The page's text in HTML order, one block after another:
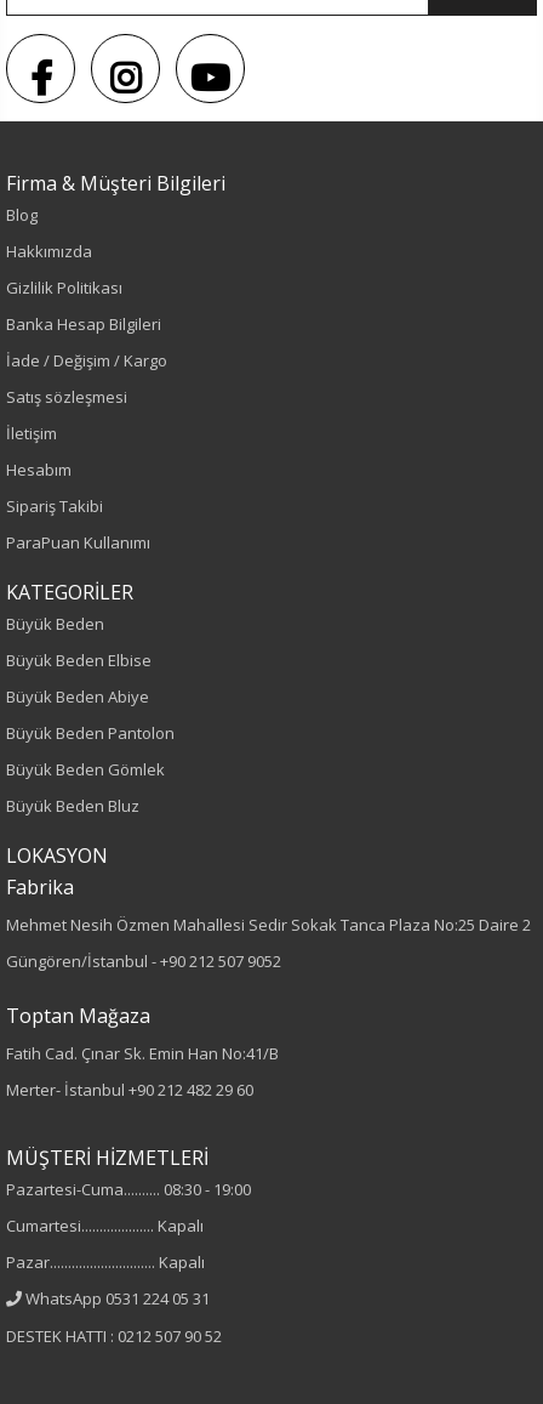
Sezon : KIŞLIK
Ekru
Sonbahar-Kış
Yaş Grubu
Yetişkin
Büyük Beden
75
Kumaş Tipi
Örme
Desen
Baskılı
Kumaş
%95 Pamuk
%5 Elastan
Yaka Tipi
Bisiklet Yaka
Cinsiyet
Firma & Müşteri Bilgileri
Blog
Hakkımızda
Gizlilik Politikası
Banka Hesap Bilgileri
İade / Değişim / Kargo
Satış sözleşmesi
İletişim
Hesabım
Sipariş Takibi
ParaPuan Kullanımı
KATEGORİLER
Büyük Beden
Büyük Beden Elbise
Büyük Beden Abiye
Büyük Beden Pantolon
Büyük Beden Gömlek
Büyük Beden Bluz
LOKASYON
Fabrika
Mehmet Nesih Özmen Mahallesi Sedir Sokak Tanca Plaza No:25 Daire 2
Güngören/İstanbul -+90 212 507 9052
Toptan Mağaza
Fatih Cad. Çınar Sk. Emin Han No:41/B
Merter- İstanbul +90 212 482 29 60
MÜŞTERİ HİZMETLERİ
Pazartesi-Cuma.......... 08:30 - 19:00
Cumartesi.................... Kapalı
Pazar............................. Kapalı
WhatsApp 0531 224 05 31
DESTEK HATTI : 0212 507 90 52